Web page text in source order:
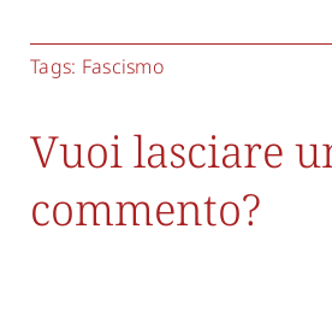
Tags: Fascismo
Vuoi lasciare
commento?